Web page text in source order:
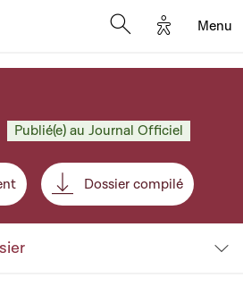
Options
Menu
Publié(e) au Journal Officiel
Dossier compilé